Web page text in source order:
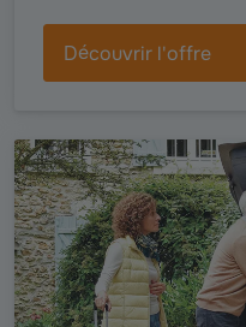
Découvrir l'offre